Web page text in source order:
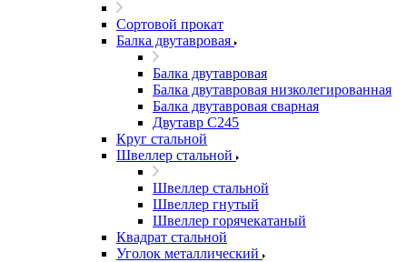
Сортовой прокат
Балка двутавровая
Балка двутавровая
Балка двутавровая низколегированная
Балка двутавровая сварная
Двутавр С245
Круг стальной
Швеллер стальной
Швеллер стальной
Швеллер гнутый
Швеллер горячекатаный
Квадрат стальной
Уголок металлический